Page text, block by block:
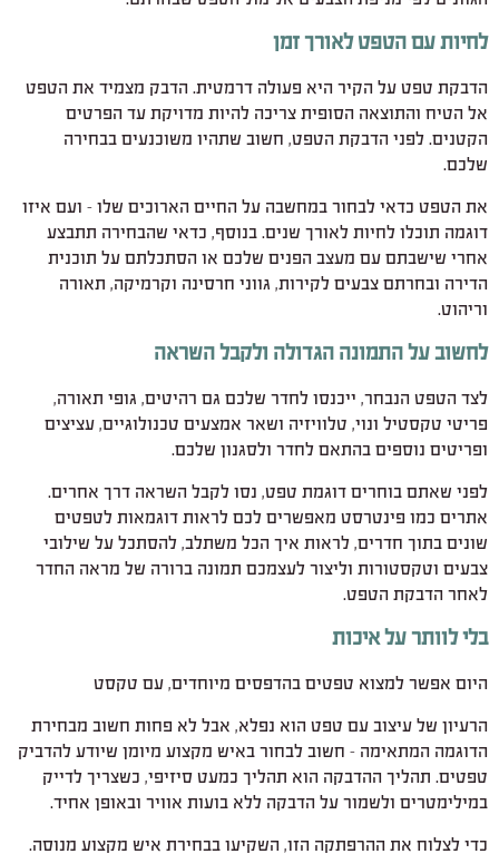
לחיות עם הטפט לאורך זמן
הדבקת טפט על הקיר היא פעולה דרמטית. הדבק מצמיד את הטפט
אל הטיח והתוצאה הסופית צריכה להיות מדויקת עד הפרטים
הקטנים. לפני הדבקת הטפט, חשוב שתהיו משוכנעים בבחירה
שלכם.
את הטפט כדאי לבחור במחשבה על החיים הארוכים שלו – ועם איזו
דוגמה תוכלו לחיות לאורך שנים. בנוסף, כדאי שהבחירה תתבצע
אחרי שישבתם עם מעצב הפנים שלכם או הסתכלתם על תוכנית
הדירה ובחרתם צבעים לקירות, גווני חרסינה וקרמיקה, תאורה
וריהוט.
לחשוב על התמונה הגדולה ולקבל השראה
לצד הטפט הנבחר, ייכנסו לחדר שלכם גם רהיטים, גופי תאורה,
פריטי טקסטיל ונוי, טלוויזיה ושאר אמצעים טכנולוגיים, עציצים
ופריטים נוספים בהתאם לחדר ולסגנון שלכם.
לפני שאתם בוחרים דוגמת טפט, נסו לקבל השראה דרך אחרים.
אתרים כמו פינטרסט מאפשרים לכם לראות דוגמאות לטפטים
שונים בתוך חדרים, לראות איך הכל משתלב, להסתכל על שילובי
צבעים וטקסטורות וליצור לעצמכם תמונה ברורה של מראה החדר
לאחר הדבקת הטפט.
בלי לוותר על איכות
היום אפשר למצוא טפטים בהדפסים מיוחדים, עם טקסט
הרעיון של עיצוב עם טפט הוא נפלא, אבל לא פחות חשוב מבחירת
הדוגמה המתאימה – חשוב לבחור באיש מקצוע מיומן שיודע להדביק
טפטים. תהליך ההדבקה הוא תהליך כמעט סיזיפי, כשצריך לדייק
במילימטרים ולשמור על הדבקה ללא בועות אוויר ובאופן אחיד.
כדי לצלוח את ההרפתקה הזו, השקיעו בבחירת איש מקצוע מנוסה.